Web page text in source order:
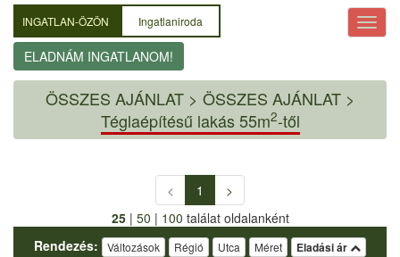
INGATLAN-ÖZÖN Ingatlaniroda
ELADNÁM INGATLANOM!
ÖSSZES AJÁNLAT> ÖSSZES AJÁNLAT >
Téglaépítésű lakás 55m2-től
< 1
>
25| 50 | 100 találat oldalanként
Rendezés:
Változások Régió Utca Méret Eladási ár